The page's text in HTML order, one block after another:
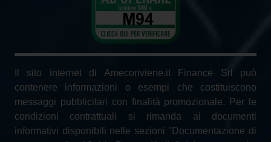
Il sito internet di Ameconviene.it Finance Srl può
contenere informazioni o esempi che costituiscono
messaggi pubblicitari con finalità promozionale. Per le
condizioni contrattuali si rimanda ai documenti
informativi disponibili nelle sezioni "Documentazione di